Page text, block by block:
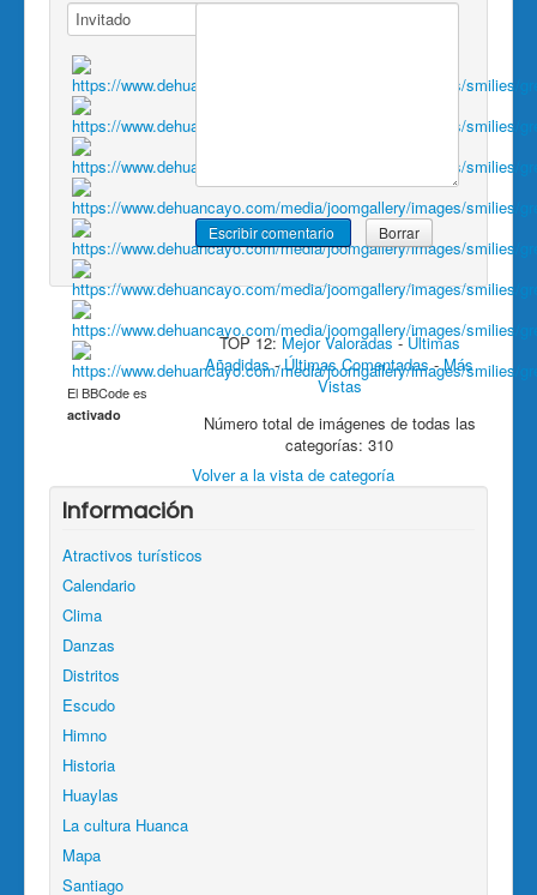
El BBCode es
activado
TOP 12: Mejor Valoradas-Últimas
Añadidas-Últimas Comentadas-Más
Vistas
Número total de imágenes de todas las
categorías: 310
Volver a la vista de categoría
Información
Atractivos turísticos
Calendario
Clima
Danzas
Distritos
Escudo
Himno
Historia
Huaylas
La cultura Huanca
Mapa
Santiago